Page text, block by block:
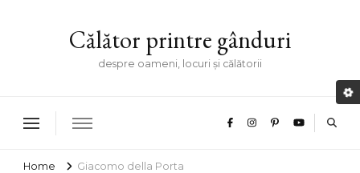
Călător printre gânduri
despre oameni, locuri și călătorii
Home Giacomo della Porta